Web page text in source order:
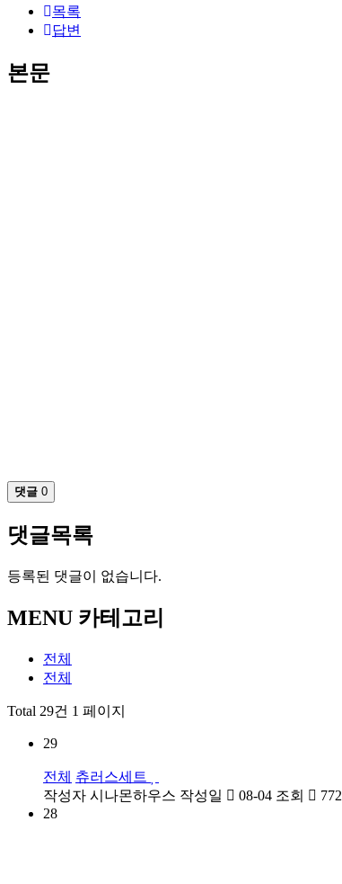
목록
답변
본문
댓글 0
댓글목록
등록된 댓글이 없습니다.
MENU 카테고리
전체
전체
Total 29건 1 페이지
29
전체 츄러스세트
작성자 시나몬하우스 작성일 08-04 조회
772
28